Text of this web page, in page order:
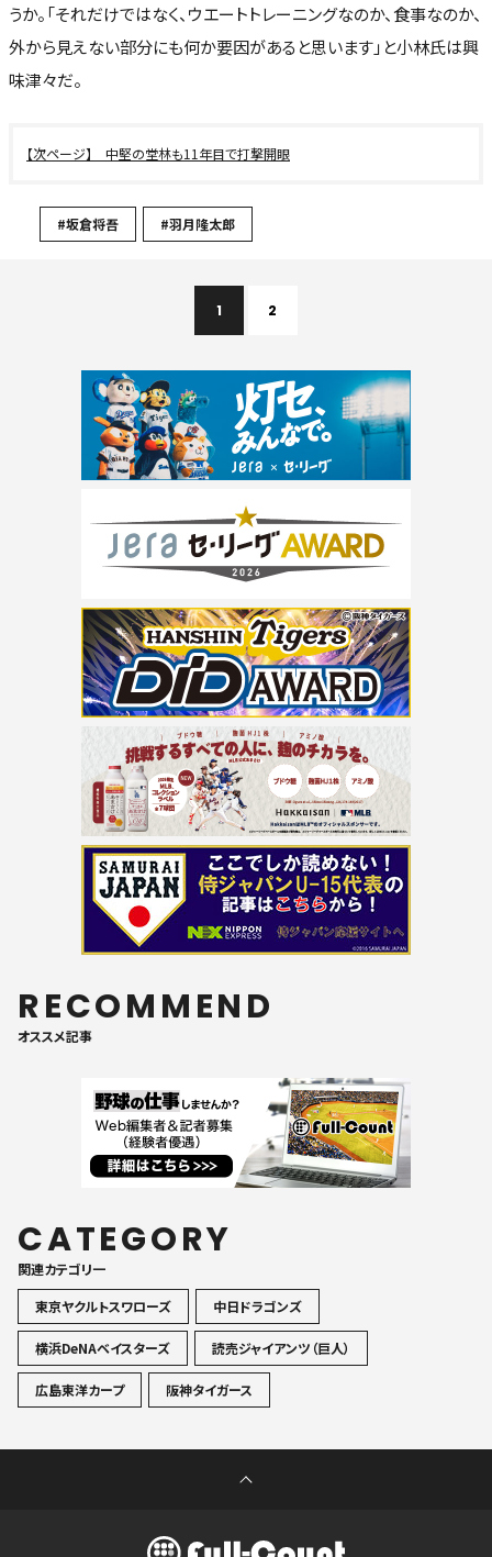
うか。「それだけではなく、ウエートトレーニングなのか、食事なのか、
外から見えない部分にも何か要因があると思います」と小林氏は興
味津々だ。
中堅の堂林も11年目で打撃開眼
#坂倉将吾 #羽月隆太郎
1 2
RECOMMEND
オススメ記事
CATEGORY
関連カテゴリ一
東京ヤクルトスワローズ
中日ドラゴンズ
横浜DeNAベイスターズ 読売ジャイアンツ（巨人）
広島東洋カープ 阪神タイガース